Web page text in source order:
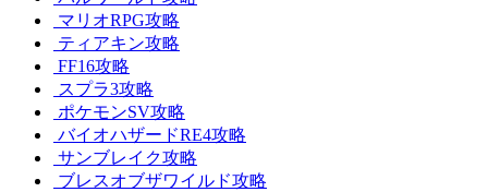
マリオRPG攻略
ティアキン攻略
FF16攻略
スプラ3攻略
ポケモンSV攻略
バイオハザードRE4攻略
サンブレイク攻略
ブレスオブザワイルド攻略